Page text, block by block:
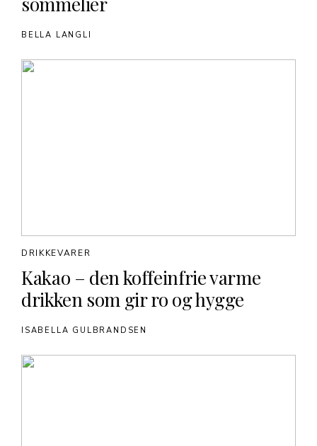
BELLA LANGLI
Kakao – den koffeinfrie varme
drikken som gir ro og hygge
DRIKKEVARER
ISABELLA GULBRANDSEN